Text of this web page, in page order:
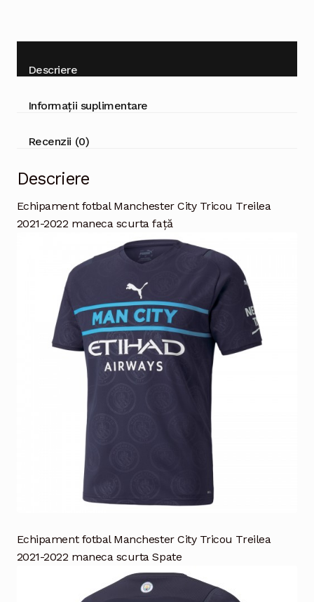
Descriere
Informații suplimentare
Recenzii (0)
Descriere
Echipament fotbal Manchester City Tricou Treilea
2021-2022 maneca scurta față
Echipament fotbal Manchester City Tricou Treilea
2021-2022 maneca scurta Spate